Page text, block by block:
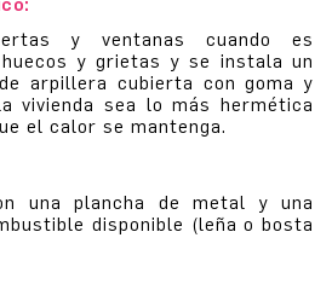
y ventanas cuando es
y grietas y se instala un
arpillera cubierta con goma y
vivienda sea lo más hermética
el calor se mantenga.
una plancha de metal y una
disponible (leña o bosta